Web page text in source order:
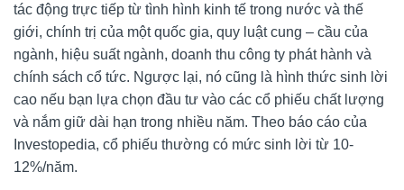
tác động trực tiếp từ tình hình kinh tế trong nước và thế
giới, chính trị của một quốc gia, quy luật cung – cầu của
ngành, hiệu suất ngành, doanh thu công ty phát hành và
chính sách cổ tức. Ngược lại, nó cũng là hình thức sinh lời
cao nếu bạn lựa chọn đầu tư vào các cổ phiếu chất lượng
và nắm giữ dài hạn trong nhiều năm. Theo báo cáo của
Investopedia, cổ phiếu thường có mức sinh lời từ 10-
12%/năm.